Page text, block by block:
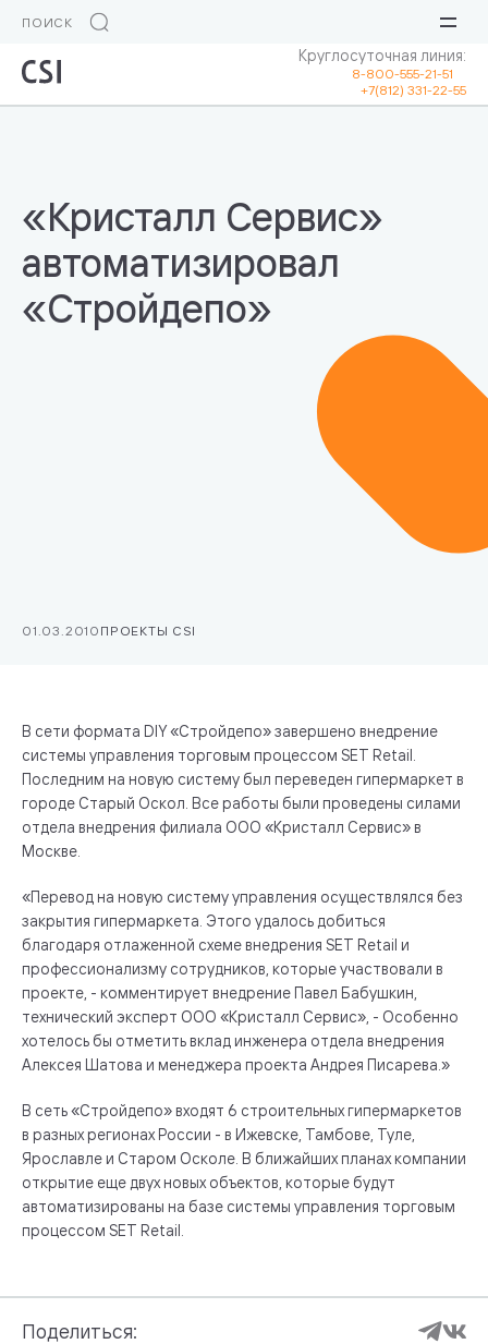
Круглосуточная линия:
8-800-555-21-51
+7(812) 331-22-55
«Кристалл Сервис»
автоматизировал
«Стройдепо»
01.03.2010 ПРОЕКТЫ CSI
В сети формата DIY «Стройдепо» завершено внедрение
системы управления торговым процессом SET Retail.
Последним на новую систему был переведен гипермаркет в
городе Старый Оскол. Все работы были проведены силами
отдела внедрения филиала ООО «Кристалл Сервис» в
Москве.
«Перевод на новую систему управления осуществлялся без
закрытия гипермаркета. Этого удалось добиться
благодаря отлаженной схеме внедрения SET Retail и
профессионализму сотрудников, которые участвовали в
проекте, - комментирует внедрение Павел Бабушкин,
технический эксперт ООО «Кристалл Сервис», - Особенно
хотелось бы отметить вклад инженера отдела внедрения
Алексея Шатова и менеджера проекта Андрея Писарева.»
В сеть «Стройдепо» входят 6 строительных гипермаркетов
в разных регионах России - в Ижевске, Тамбове, Туле,
Ярославле и Старом Осколе. В ближайших планах компании
открытие еще двух новых объектов, которые будут
автоматизированы на базе системы управления торговым
процессом SET Retail.
Поделиться: